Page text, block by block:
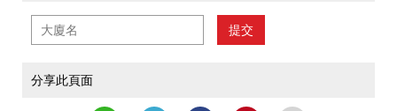
提交
分享此頁面